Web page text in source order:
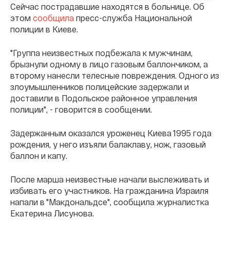
Сейчас пострадавшие находятся в больнице. Об
этом сообщила пресс-служба Национальной
полиции в Киеве.
"Группа неизвестных подбежала к мужчинам,
брызнули одному в лицо газовым баллончиком, а
второму нанесли телесные повреждения. Одного из
злоумышленников полицейские задержали и
доставили в Подольское районное управления
полиции", - говорится в сообщении.
Задержанным оказался уроженец Киева 1995 года
рождения, у него изъяли балаклаву, нож, газовый
баллон и капу.
После марша неизвестные начали выслеживать и
избивать его участников. На гражданина Израиля
напали в "Макдональдсе", сообщила журналистка
Екатерина Лисунова.